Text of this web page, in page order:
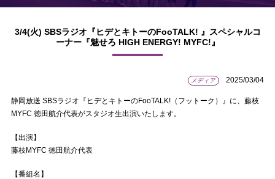
3/4(火) SBSラジオ『ヒデとキトーのFooTALK! 』スペシャルコ
ーナー『魅せろ HIGH ENERGY! MYFC!』
メディア 2025/03/04
静岡放送 SBSラジオ『ヒデとキトーのFooTALK!（フットーク）』に、藤枝
MYFC 徳田航介代表がスタジオ生出演いたします。
【出演】
藤枝MYFC 徳田航介代表
【番組名】